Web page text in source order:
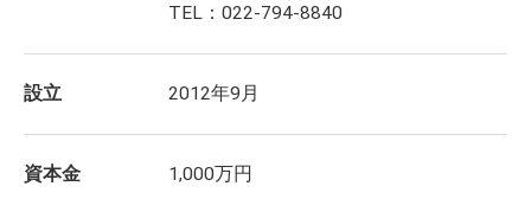
TEL：022-794-8840
設立 2012年9月
資本金 1,000万円